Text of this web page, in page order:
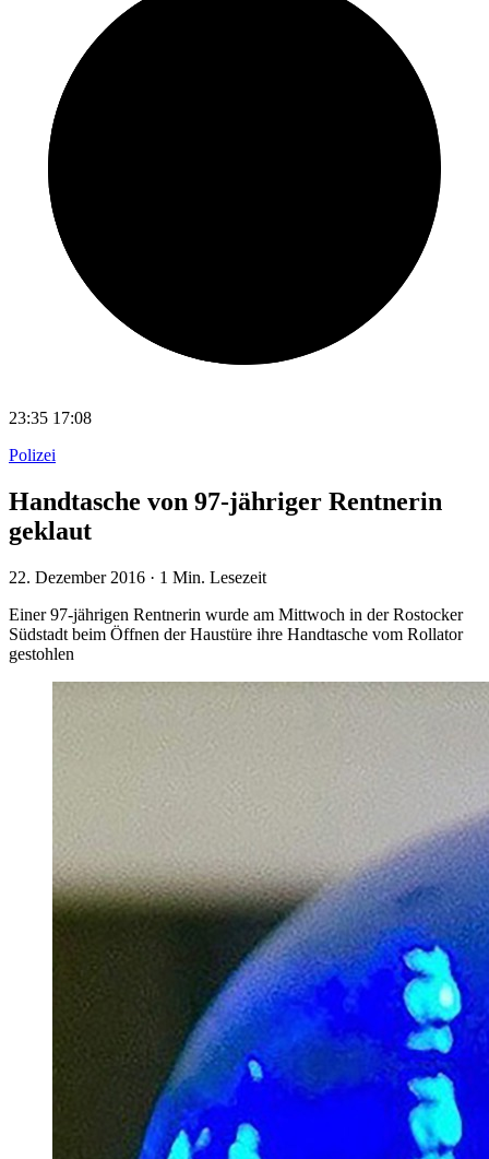
23:35 17:08
Polizei
Handtasche von 97-jähriger Rentnerin
geklaut
22. Dezember 2016 · 1 Min. Lesezeit
Einer 97-jährigen Rentnerin wurde am Mittwoch in der Rostocker
Südstadt beim Öffnen der Haustüre ihre Handtasche vom Rollator
gestohlen